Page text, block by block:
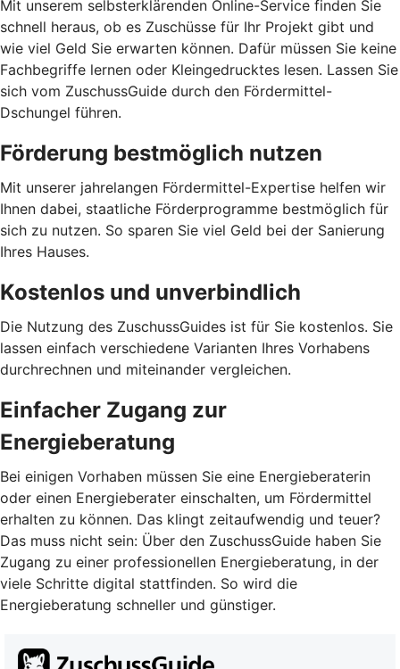
Mit unserem selbsterklärenden Online-Service finden Sie
schnell heraus, ob es Zuschüsse für Ihr Projekt gibt und
wie viel Geld Sie erwarten können. Dafür müssen Sie keine
Fachbegriffe lernen oder Kleingedrucktes lesen. Lassen Sie
sich vom ZuschussGuide durch den Fördermittel-
Dschungel führen.
Förderung bestmöglich nutzen
Mit unserer jahrelangen Fördermittel-Expertise helfen wir
Ihnen dabei, staatliche Förderprogramme bestmöglich für
sich zu nutzen. So sparen Sie viel Geld bei der Sanierung
Ihres Hauses.
Kostenlos und unverbindlich
Die Nutzung des ZuschussGuides ist für Sie kostenlos. Sie
lassen einfach verschiedene Varianten Ihres Vorhabens
durchrechnen und miteinander vergleichen.
Einfacher Zugang zur
Energieberatung
Bei einigen Vorhaben müssen Sie eine Energieberaterin
oder einen Energieberater einschalten, um Fördermittel
erhalten zu können. Das klingt zeitaufwendig und teuer?
Das muss nicht sein: Über den ZuschussGuide haben Sie
Zugang zu einer professionellen Energieberatung, in der
viele Schritte digital stattfinden. So wird die
Energieberatung schneller und günstiger.